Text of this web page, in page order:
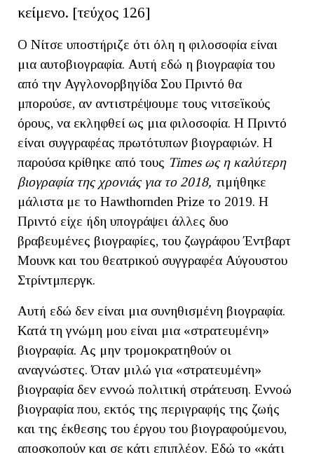
κείμενο. [τεύχος 126]
Ο Νίτσε υποστήριζε ότι όλη η φιλοσοφία είναι
μια αυτοβιογραφία. Αυτή εδώ η βιογραφία του
από την Αγγλονορβηγίδα Σου Πριντό θα
μπορούσε, αν αντιστρέψουμε τους νιτσεϊκούς
όρους, να εκληφθεί ως μια φιλοσοφία. Η Πριντό
είναι συγγραφέας πρωτότυπων βιογραφιών. Η
παρούσα κρίθηκε από τους Timesως η καλύτερη
βιογραφία της χρονιάς για το 2018, τιμήθηκε
μάλιστα με το Hawthornden Prize το 2019. Η
Πριντό είχε ήδη υπογράψει άλλες δυο
βραβευμένες βιογραφίες, του ζωγράφου Έντβαρτ
Μουνκ και του θεατρικού συγγραφέα Αύγουστου
Στρίντμπεργκ.
Αυτή εδώ δεν είναι μια συνηθισμένη βιογραφία.
Κατά τη γνώμη μου είναι μια «στρατευμένη»
βιογραφία. Ας μην τρομοκρατηθούν οι
αναγνώστες. Όταν μιλώ για «στρατευμένη»
βιογραφία δεν εννοώ πολιτική στράτευση. Εννοώ
βιογραφία που, εκτός της περιγραφής της ζωής
και της έκθεσης του έργου του βιογραφούμενου,
αποσκοπούν και σε κάτι επιπλέον. Εδώ το «κάτι